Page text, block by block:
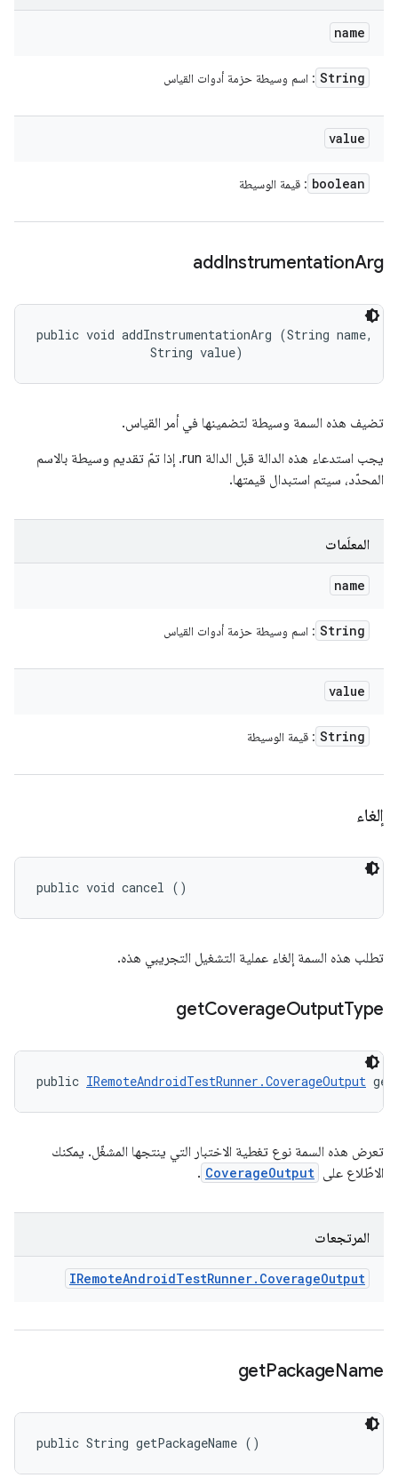
name
String : اسم وسيطة حزمة أدوات القياس
value
boolean : قيمة الوسيطة
addInstrumentationArg
public void addInstrumentationArg (String name,
                String value)
تضيف هذه السمة وسيطة لتضمينها في أمر القياس.
يجب استدعاء هذه الدالة قبل الدالة run. إذا تمّ تقديم وسيطة بالاسم
المحدّد، سيتم استبدال قيمتها.
المعلَمات
name
String : اسم وسيطة حزمة أدوات القياس
value
String : قيمة الوسيطة
إلغاء
public void cancel ()
تطلب هذه السمة إلغاء عملية التشغيل التجريبي هذه.
getCoverageOutputType
public IRemoteAndroidTestRunner.CoverageOutput
تعرض هذه السمة نوع تغطية الاختبار التي ينتجها المشغّل. يمكنك
الاطّلاع على CoverageOutput
.
المرتجعات
IRemoteAndroidTestRunner. CoverageOutput
getPackageName
public String getPackageName ()